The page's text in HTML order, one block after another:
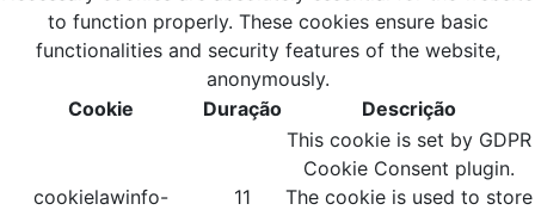
to function properly. These cookies ensure basic
functionalities and security features of the website,
anonymously.
Cookie
Duração Descrição
cookielawinfo-
11
This cookie is set by GDPR
Cookie Consent plugin.
The cookie is used to store